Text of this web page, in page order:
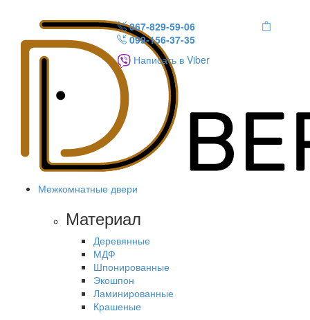
067-829-59-06
099-156-37-35
Написать в Viber
Межкомнатные двери
Материал
Деревянные
МДФ
Шпонированные
Экошпон
Ламинированные
Крашеные